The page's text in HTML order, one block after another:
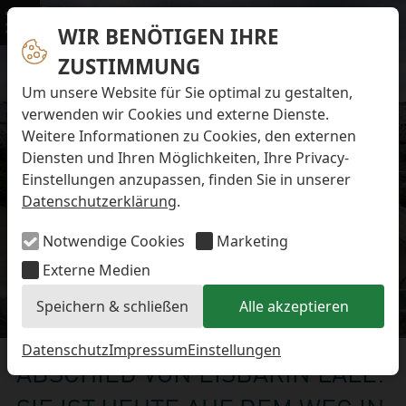
WIR BENÖTIGEN IHRE
ZUSTIMMUNG
Um unsere Website für Sie optimal zu gestalten,
verwenden wir Cookies und externe Dienste.
Weitere Informationen zu Cookies, den externen
Diensten und Ihren Möglichkeiten, Ihre Privacy-
Einstellungen anzupassen, finden Sie in unserer
Datenschutzerklärung.
Notwendige Cookies
Marketing
Externe Medien
Speichern & schließen
Alle akzeptieren
DatenschutzImpressumEinstellungen
Menü
Navigation überspringen
Preise & Infos
Öffnungs- und Fütterungszeiten
Eintrittspreise
Aktuelles
Alle Meldungen
Eisbären-Nachwuchs Anna & Elsa
Eisbären-Nachwuchs Lale & Lili
FAQ zum Tod des Schimpansen-Jungtiers
Newsletter
Bildungsletter
Barrierefreier Zoo
Hausordnung
Arbeiten im Zoo
Ausbildung zur Zootierpflegerin/zum Zootierpfleger
Freiwilliges ökologisches Jahr (FÖJ)
Mitarbeiter:in (w/m/d) auf Minijob-Basis
Patenschaften
Förderverein
Eisbären-Nachwuchs
ABSCHIED VON EISBÄRIN LALE: